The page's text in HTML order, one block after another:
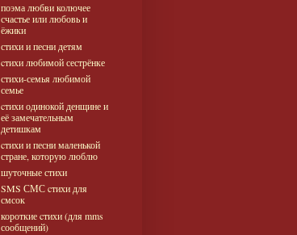
поэма любви колючее
счастье или любовь и
ёжики
стихи и песни детям
cтихи любимой сестрёнке
стихи-семья любимой
семье
cтихи одинокой денщине и
её замечательным
детишкам
cтихи и песни маленькой
стране, которую люблю
шуточные стихи
SMS СМС cтихи для
смсок
короткие cтихи (для mms
сообщений)